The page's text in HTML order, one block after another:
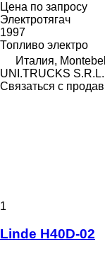
Цена по запросу
Электротягач
1997
Топливо электро
Италия,
UNI.TRUCKS S.R.L.
Связаться с
1
Linde H40D-02